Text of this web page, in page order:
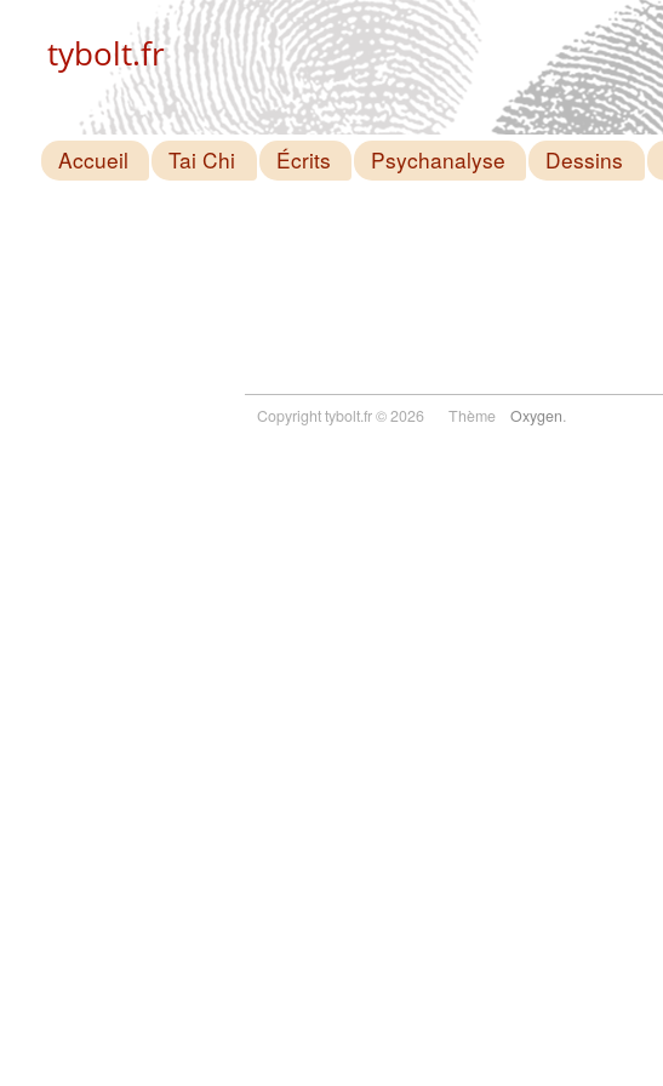
tybolt.fr
Accueil Tai Chi Écrits Psychanalyse Dessins
Copyright tybolt.fr © 2026 Thème Oxygen.